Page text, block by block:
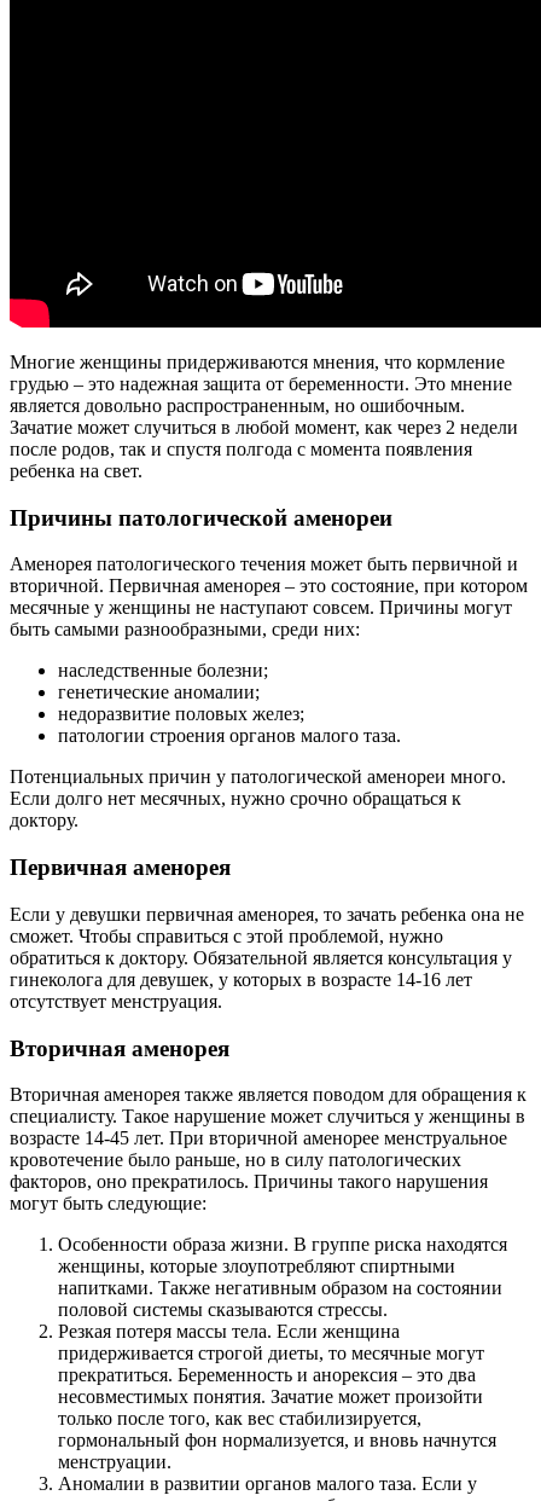
Многие женщины придерживаются мнения, что кормление
грудью – это надежная защита от беременности. Это мнение
является довольно распространенным, но ошибочным.
Зачатие может случиться в любой момент, как через 2 недели
после родов, так и спустя полгода с момента появления
ребенка на свет.
Причины патологической аменореи
Аменорея патологического течения может быть первичной и
вторичной. Первичная аменорея – это состояние, при котором
месячные у женщины не наступают совсем. Причины могут
быть самыми разнообразными, среди них:
наследственные болезни;
генетические аномалии;
недоразвитие половых желез;
патологии строения органов малого таза.
Потенциальных причин у патологической аменореи много.
Если долго нет месячных, нужно срочно обращаться к
доктору.
Первичная аменорея
Если у девушки первичная аменорея, то зачать ребенка она не
сможет. Чтобы справиться с этой проблемой, нужно
обратиться к доктору. Обязательной является консультация у
гинеколога для девушек, у которых в возрасте 14-16 лет
отсутствует менструация.
Вторичная аменорея
Вторичная аменорея также является поводом для обращения к
специалисту. Такое нарушение может случиться у женщины в
возрасте 14-45 лет. При вторичной аменорее менструальное
кровотечение было раньше, но в силу патологических
факторов, оно прекратилось. Причины такого нарушения
могут быть следующие:
Особенности образа жизни. В группе риска находятся
женщины, которые злоупотребляют спиртными
напитками. Также негативным образом на состоянии
половой системы сказываются стрессы.
Резкая потеря массы тела. Если женщина
придерживается строгой диеты, то месячные могут
прекратиться. Беременность и анорексия – это два
несовместимых понятия. Зачатие может произойти
только после того, как вес стабилизируется,
гормональный фон нормализуется, и вновь начнутся
менструации.
Аномалии в развитии органов малого таза. Если у